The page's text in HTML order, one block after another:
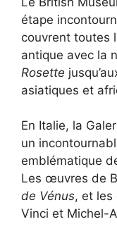
étape
couvrent toutes
antique avec la
Rosette
asiatiques et
En Italie, la
un
emblématique
Les œuvres de
de Vénus, et les
Vinci et Michel-